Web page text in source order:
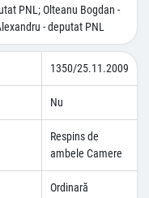
PNL; Olteanu Bogdan -
- deputat PNL
1350/25.11.2009
Nu
Respins de
ambele Camere
Ordinară